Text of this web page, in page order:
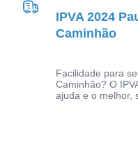
IPVA 2024
Caminhão
Facilidade para
Caminhão? O
ajuda e o melhor,